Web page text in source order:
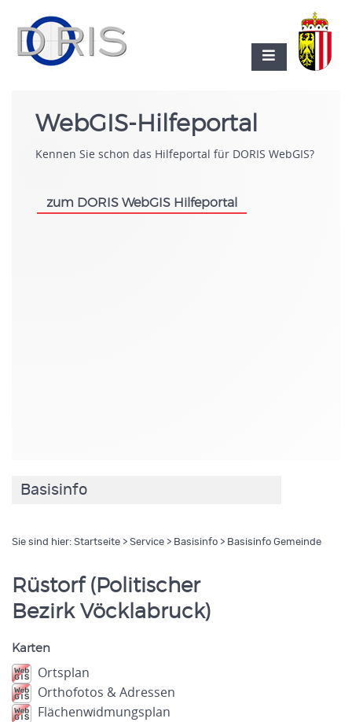
WebGIS-Hilfeportal
Kennen Sie schon das Hilfeportal für DORIS WebGIS?
zum DORIS WebGIS Hilfeportal
Basisinfo
Sie sind hier: Startseite > Service > Basisinfo > Basisinfo Gemeinde
Rüstorf (Politischer
Bezirk Vöcklabruck)
Karten
Ortsplan
Orthofotos & Adressen
Flächenwidmungsplan